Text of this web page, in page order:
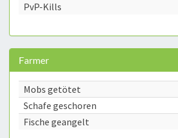
PvP-Kills
Farmer
Mobs getötet
Schafe geschoren
Fische geangelt